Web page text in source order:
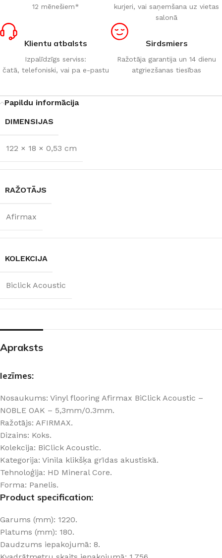
12 mēnešiem*
kurjeri, vai saņemšana uz vietas
salonā
Klientu atbalsts
Izpalīdzīgs serviss:
čatā, telefoniski, vai pa e-pastu
Sirdsmiers
Ražotāja garantija un 14 dienu
atgriezšanas tiesības
Papildu informācija
DIMENSIJAS
122 × 18 × 0,53 cm
RAŽOTĀJS
Afirmax
KOLEKCIJA
Biclick Acoustic
Apraksts
Iezīmes:
Nosaukums: Vinyl flooring Afirmax BiClick Acoustic –
NOBLE OAK – 5,3mm/0.3mm.
Ražotājs: AFIRMAX.
Dizains: Koks.
Kolekcija: BiClick Acoustic.
Kategorija: Vinila klikšķa grīdas akustiskā.
Tehnoloģija: HD Mineral Core.
Forma: Panelis.
Product specification:
Garums (mm): 1220.
Platums (mm): 180.
Daudzums iepakojumā: 8.